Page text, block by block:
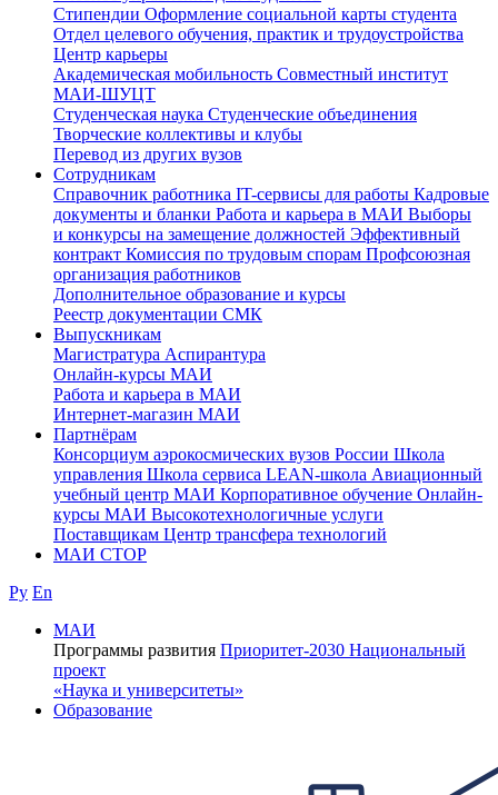
Стипендии Оформление социальной карты студента
Отдел целевого обучения, практик и трудоустройства
Центр карьеры
Академическая мобильность Совместный институт
МАИ-ШУЦТ
Студенческая наука Студенческие объединения
Творческие коллективы и клубы
Перевод из других вузов
Сотрудникам
Cправочник работника IT-сервисы для работы Кадровые
документы и бланки Работа и карьера в МАИ Выборы
и конкурсы на замещение должностей Эффективный
контракт Комиссия по трудовым спорам Профсоюзная
организация работников
Дополнительное образование и курсы
Реестр документации СМК
Выпускникам
Магистратура Аспирантура
Онлайн-курсы МАИ
Работа и карьера в МАИ
Интернет-магазин МАИ
Партнёрам
Консорциум аэрокосмических вузов России Школа
управления Школа сервиса LEAN-школа Авиационный
учебный центр МАИ Корпоративное обучение Онлайн-
курсы МАИ Высокотехнологичные услуги
Поставщикам Центр трансфера технологий
МАИ СТОР
Ру En
МАИ
Программы развития Приоритет-2030 Национальный
проект
«Наука и университеты»
Образование